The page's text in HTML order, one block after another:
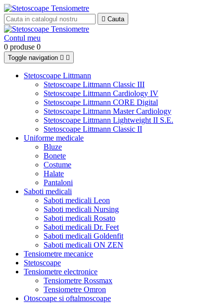
 Cauta
Contul meu
0 produse 0
Toggle navigation  
Stetoscoape Littmann
Stetoscoape Littmann Classic III
Stetoscoape Littmann Cardiology IV
Stetoscoape Littmann CORE Digital
Stetoscoape Littmann Master Cardiology
Stetoscoape Littmann Lightweight II S.E.
Stetoscoape Littmann Classic II
Uniforme medicale
Bluze
Bonete
Costume
Halate
Pantaloni
Saboti medicali
Saboti medicali Leon
Saboti medicali Nursing
Saboti medicali Rosato
Saboti medicali Dr. Feet
Saboti medicali Goldenfit
Saboti medicali ON ZEN
Tensiometre mecanice
Stetoscoape
Tensiometre electronice
Tensiometre Rossmax
Tensiometre Omron
Otoscoape si oftalmoscoape